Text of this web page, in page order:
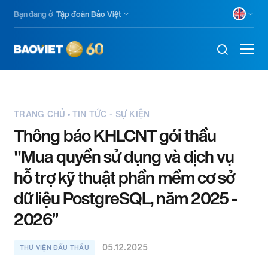
dung
Bạn đang ở Tập đoàn Bảo Việt
TRANG CHỦ TIN TỨC - SỰ KIỆN
Thông báo KHLCNT gói thầu
"Mua quyền sử dụng và dịch vụ
hỗ trợ kỹ thuật phần mềm cơ sở
dữ liệu PostgreSQL, năm 2025 -
2026”
THƯ VIỆN ĐẤU THẦU 05.12.2025